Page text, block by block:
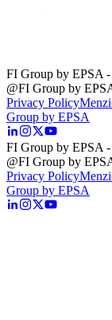
FI Group by EPSA
@FI Group by
Privacy Policy
Group by EPSA
FI Group by EPSA
@FI Group by
Privacy Policy
Group by EPSA